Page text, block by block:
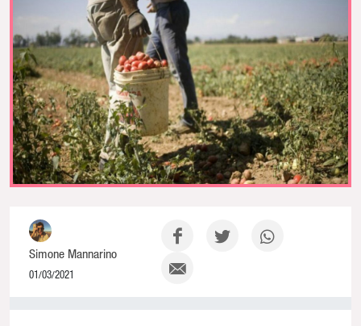
Simone Mannarino
01/03/2021